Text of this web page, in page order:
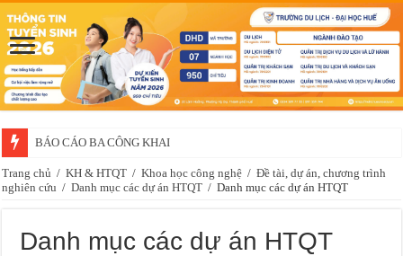
BÁO CÁO BA CÔNG KHAI
Trang chủ / KH & HTQT / Khoa học công nghệ / Đề tài, dự án, chương trình
nghiên cứu / Danh mục các dự án HTQT / Danh mục các dự án HTQT
Danh mục các dự án HTQT